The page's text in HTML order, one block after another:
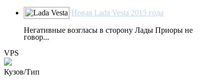
Новая Lada Vesta 2015 года
Негативные возгласы в сторону Лады Приоры не
говор...
VPS
Кузов/Тип